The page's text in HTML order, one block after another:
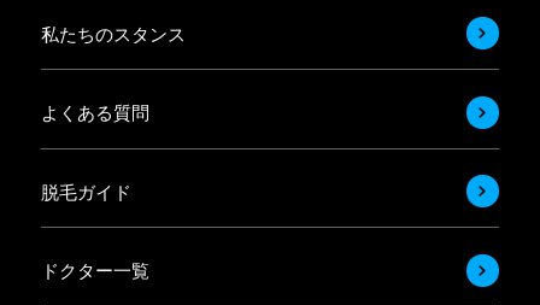
私たちのスタンス
よくある質問
脱毛ガイド
ドクター一覧